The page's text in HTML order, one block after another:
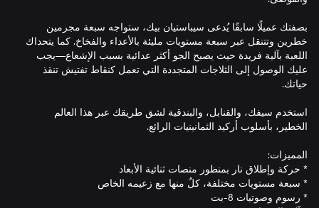
بصفتك عميلًا سابقًا يُدعى سيباستيان بيك، ستواجه سبعة مجرمين
خطرين وتتنقل عبر سبعة مستويات مليئة بالأعداء والفخاخ. كما يتحداك
اللعبة بآلية فريدة حيث يصبح الجو أكثر عدائية بسبب الإشعاع—يجب
عليك الوصول إلى الثلاجات المتجددة التي تعمل كنقاط تفتيش تنقذ
استخدم سيفك، والقنابل، والبندقية لشق طريقك عبر هذا العالم